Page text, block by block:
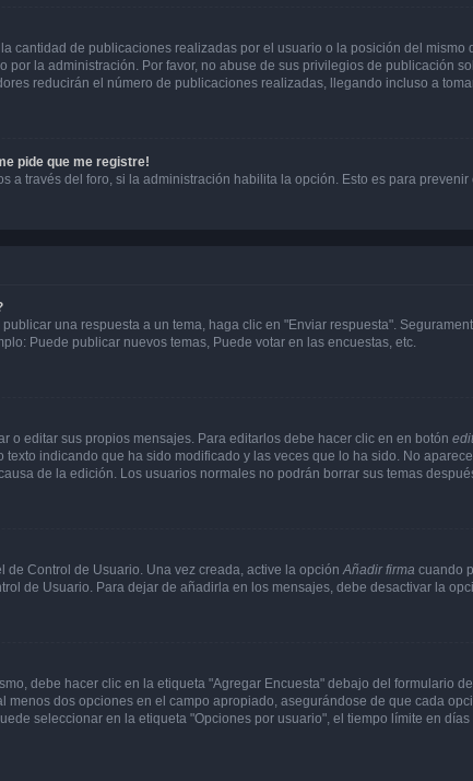
cantidad de publicaciones realizadas por el usuario o la posición del
la administración. Por favor, no abuse de sus privilegios de publicación
reducirán el número de publicaciones realizadas, llegando incluso a
pide que me registre!
a través del foro, si la administración habilita la opción. Esto es para
una respuesta a un tema, haga clic en "Enviar respuesta".
Puede publicar nuevos temas, Puede votar en las encuestas, etc.
o editar sus propios mensajes. Para editarlos debe hacer clic en en botón
indicando que ha sido modificado y las veces que lo ha sido. No
de la edición. Los usuarios normales no podrán borrar sus temas
de Control de Usuario. Una vez creada, active la opciónAñadir firma cuando
de Usuario. Para dejar de añadirla en los mensajes, debe desactivar la
debe hacer clic en la etiqueta "Agregar Encuesta" debajo del formulario
menos dos opciones en el campo apropiado, asegurándose de que cada
seleccionar en la etiqueta "Opciones por usuario", el tiempo límite en